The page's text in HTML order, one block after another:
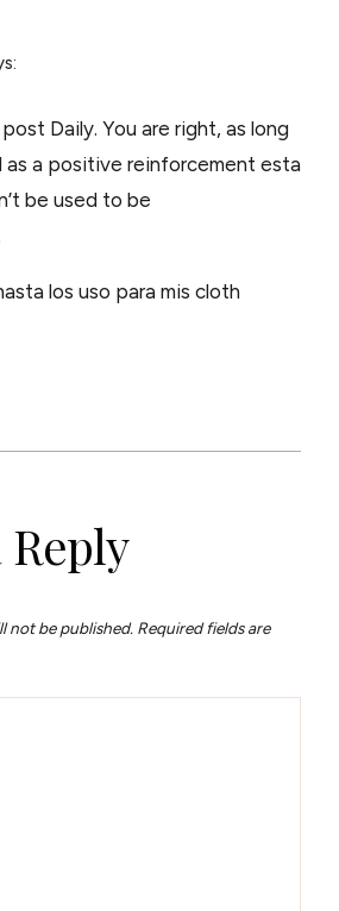
Daily. You are right, as long
as a positive reinforcement esta
be used to be
los uso para mis cloth
Reply
not be published. Required fields are